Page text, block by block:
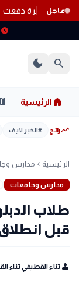
عاجل
قاضٍ: الأسرة
schedule
search
dark_mode
home الرئيسية
trending_upرائج #الخبر لايف
الرئيسية chevron_left مدارس
مدارس وجامعات
طلاب
قبل
person ثناء القطيفي ثناء